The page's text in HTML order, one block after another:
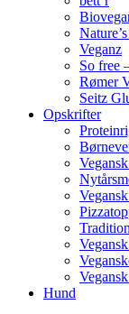
Veganz
So free
Rømer
Seitz
Opskrifter
Hund